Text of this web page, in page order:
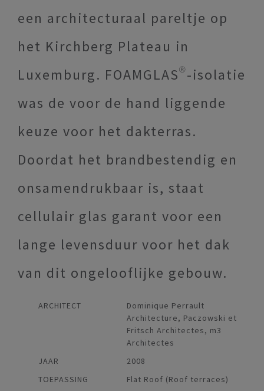
een architecturaal pareltje op
het Kirchberg Plateau in
Luxemburg. FOAMGLAS®-isolatie
was de voor de hand liggende
keuze voor het dakterras.
Doordat het brandbestendig en
onsamendrukbaar is, staat
cellulair glas garant voor een
lange levensduur voor het dak
van dit ongelooflijke gebouw.
ARCHITECT
Dominique Perrault
Architecture, Paczowski et
Fritsch Architectes, m3
Architectes
JAAR
2008
TOEPASSING
Flat Roof (Roof terraces)